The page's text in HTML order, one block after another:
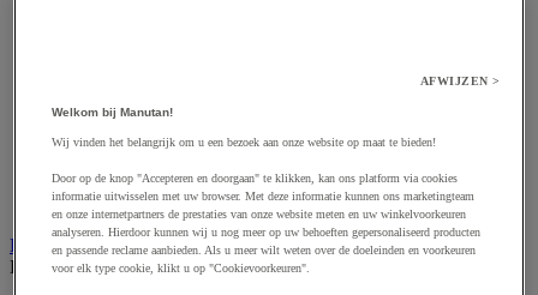
Accessoires voor slijpmachine
Accessoires voor snij- en snoeigereedschap
Accessoires voor spijkermachine
Accessoires voor zaag
Elektrische toebehoren en verlichting
Bekijk de hele productgroep
AFWIJZEN >
Welkom bij Manutan!
Wij vinden het belangrijk om u een bezoek aan onze website op maat te bieden!
Door op de knop "Accepteren en doorgaan" te klikken, kan ons platform via cookies
informatie uitwisselen met uw browser. Met deze informatie kunnen ons marketingteam
en onze internetpartners de prestaties van onze website meten en uw winkelvoorkeuren
analyseren. Hierdoor kunnen wij u nog meer op uw behoeften gepersonaliseerd producten
en passende reclame aanbieden. Als u meer wilt weten over de doeleinden en voorkeuren
voor elk type cookie, klikt u op "Cookievoorkeuren".